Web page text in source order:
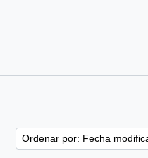
Ordenar por: Fecha